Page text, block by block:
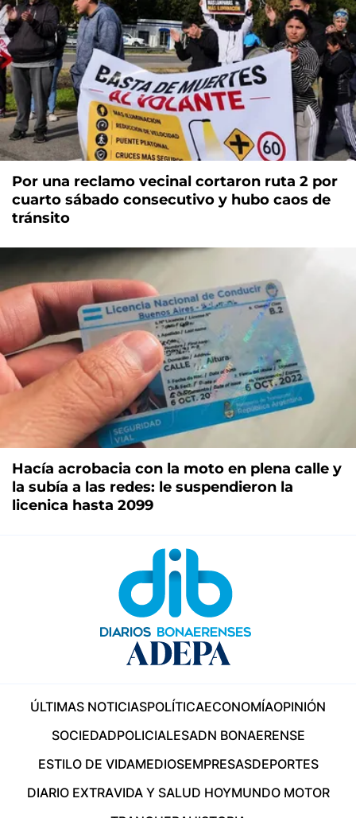
Por una reclamo vecinal cortaron ruta 2 por
cuarto sábado consecutivo y hubo caos de
tránsito
Hacía acrobacia con la moto en plena calle y
la subía a las redes: le suspendieron la
licenica hasta 2099
ÚLTIMAS NOTICIASPOLÍTICAECONOMÍAOPINIÓN
SOCIEDADPOLICIALESADN BONAERENSE
ESTILO DE VIDAMEDIOSEMPRESASDEPORTES
DIARIO EXTRAVIDA Y SALUD HOYMUNDO MOTOR